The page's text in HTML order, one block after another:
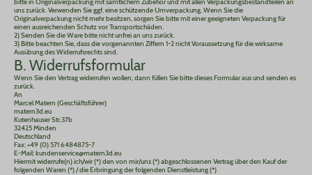
uns zurück. Verwenden Sie ggf. eine schützende Umverpackung. Wenn Sie die
Originalverpackung nicht mehr besitzen, sorgen Sie bitte mit einer geeigneten Verpackung für
einen ausreichenden Schutz vor Transportschäden.
2) Senden Sie die Ware bitte nicht unfrei an uns zurück.
3) Bitte beachten Sie, dass die vorgenannten Ziffern 1-2 nicht Voraussetzung für die wirksame
Ausübung des Widerrufsrechts sind.
B. Widerrufsformular
Wenn Sie den Vertrag widerrufen wollen, dann füllen Sie bitte dieses Formular aus und senden es
zurück.
An
Marcel Matern (Geschäftsführer)
matern3d.eu
Kutenhauser Str.37b
32425 Minden
Deutschland
Fax: +49 (0) 571 6484875-7
E-Mail: kundenservice@matern3d.eu
Hiermit widerrufe(n) ich/wir (*) den von mir/uns (*) abgeschlossenen Vertrag über den Kauf der
folgenden Waren (*) / die Erbringung der folgenden Dienstleistung (*)